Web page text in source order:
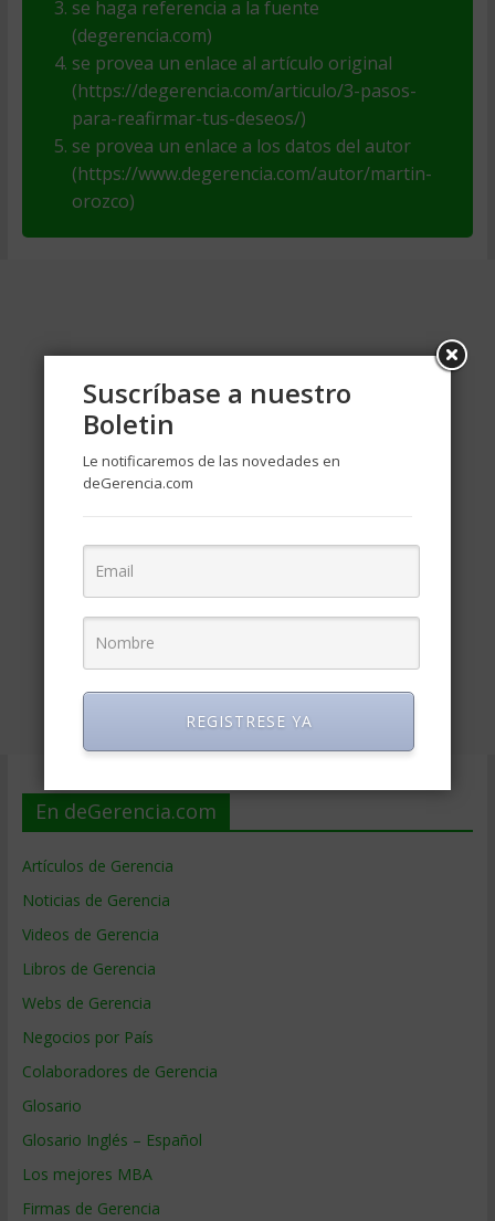
se haga referencia a la fuente
(degerencia.com)
se provea un enlace al artículo original
(https://degerencia.com/articulo/3-pasos-
para-reafirmar-tus-deseos/)
se provea un enlace a los datos del autor
(https://www.degerencia.com/autor/martin-
orozco)
En deGerencia.com
Artículos de Gerencia
Noticias de Gerencia
Videos de Gerencia
Libros de Gerencia
Webs de Gerencia
Negocios por País
Colaboradores de Gerencia
Glosario
Glosario Inglés – Español
Los mejores MBA
Firmas de Gerencia
Suscríbase a nuestro
Boletin
Le notificaremos de las novedades en
deGerencia.com
REGISTRESE YA